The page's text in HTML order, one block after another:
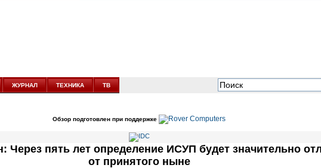
новых условиях
ЖУРНАЛ ТЕХНИКА ТВ
Обзор подготовлен при поддержке
Через пять лет определение ИСУП будет значительно
от принятого ныне